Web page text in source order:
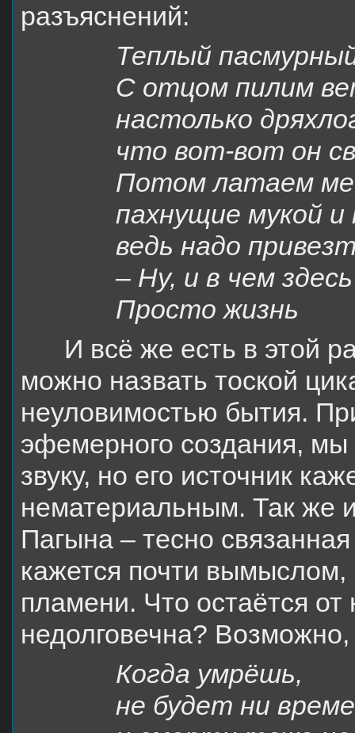
разъяснений:
Теплый
С отцом пилим
настолько
что вот-вот он
Потом латаем
пахнущие мукой
ведь надо
– Ну, и в чем
Просто жизнь
И всё же есть в этой
можно назвать тоской
неуловимостью бытия.
эфемерного создания, мы
звуку, но его источник
нематериальным. Так же
Пагына – тесно
кажется почти
пламени. Что остаётся
недолговечна?
Когда умрёшь,
не будет ни